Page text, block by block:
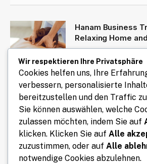
Hanam Business
Relaxing Home
Mit Kennzeichen
bequem online
August 7, 2026
Free Tools for
Students to
Creativity, and
Wir respektieren Ihre Privatsphäre
Cookies helfen uns, Ihre
verbessern, personalisierte
bereitzustellen und den Traffic
Sie können auswählen, welche
zulassen möchten, indem Sie auf
klicken. Klicken Sie auf Alle
zuzustimmen, oder auf Alle
notwendige Cookies abzulehnen.